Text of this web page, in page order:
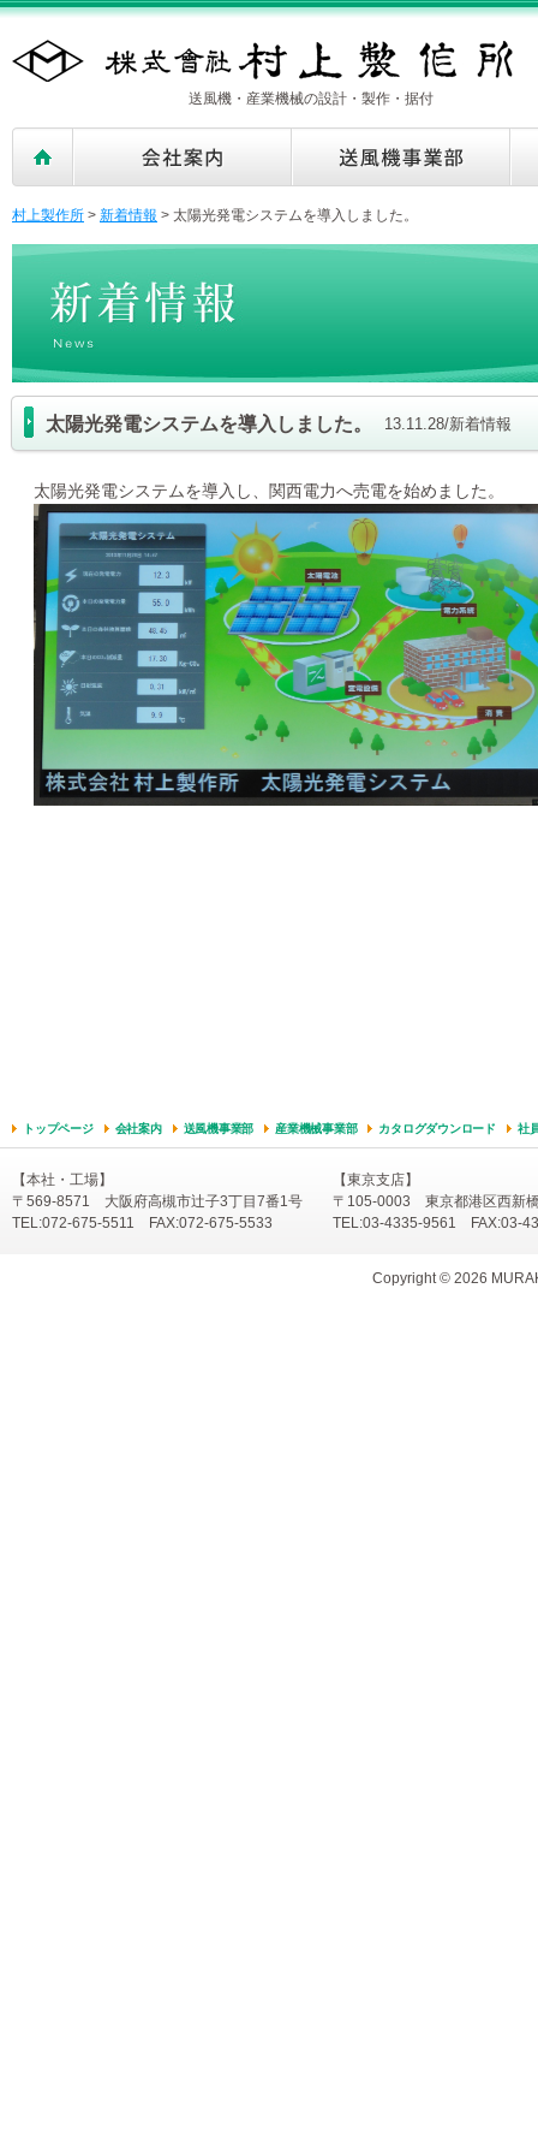
送風機・産業機械の設計・製作・据付
村上製作所 > 新着情報 > 太陽光発電システムを導入しました。
太陽光発電システムを導入しました。 13.11.28/新着情報
太陽光発電システムを導入し、関西電力へ売電を始めました。
【本社・工場】
〒569-8571 大阪府高槻市辻子3丁目7番1号
TEL:072-675-5511 FAX:072-675-5533
【東京支店】
〒105-0003 東京都港区西新
TEL:03-4335-9561 FAX:03-
Copyright © 2026
トップページ 会社案内 送風機事業部 産業機械事業部 カタログダウンロード 社